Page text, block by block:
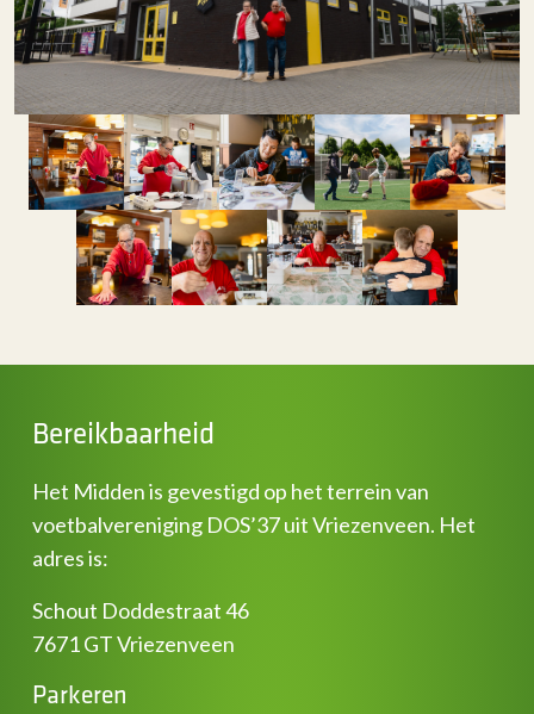
Bereikbaarheid
Het Midden is gevestigd op het terrein van
voetbalvereniging DOS’37 uit Vriezenveen. Het
adres is:
Schout Doddestraat 46
7671 GT Vriezenveen
Parkeren